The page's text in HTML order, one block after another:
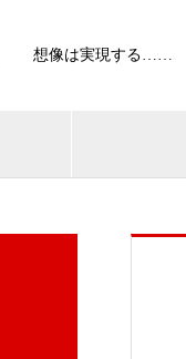
想像は実現する……